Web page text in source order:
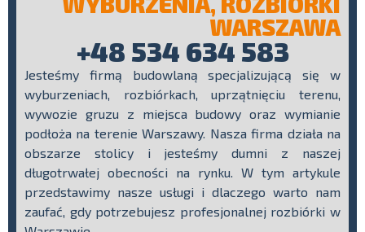
WARSZAWA
+48 534 634 583
Jesteśmy firmą budowlaną specjalizującą się w
wyburzeniach, rozbiórkach, uprzątnięciu terenu,
wywozie gruzu z miejsca budowy oraz wymianie
podłoża na terenie Warszawy. Nasza firma działa na
obszarze stolicy i jesteśmy dumni z naszej
długotrwałej obecności na rynku. W tym artykule
przedstawimy nasze usługi i dlaczego warto nam
zaufać, gdy potrzebujesz profesjonalnej rozbiórki w